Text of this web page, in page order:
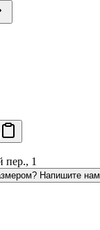
пер., 1
Напишите нам